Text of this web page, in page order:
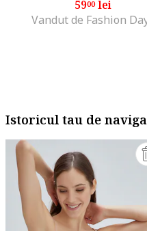
5900lei
Vandut de Fashion
Istoricul tau de